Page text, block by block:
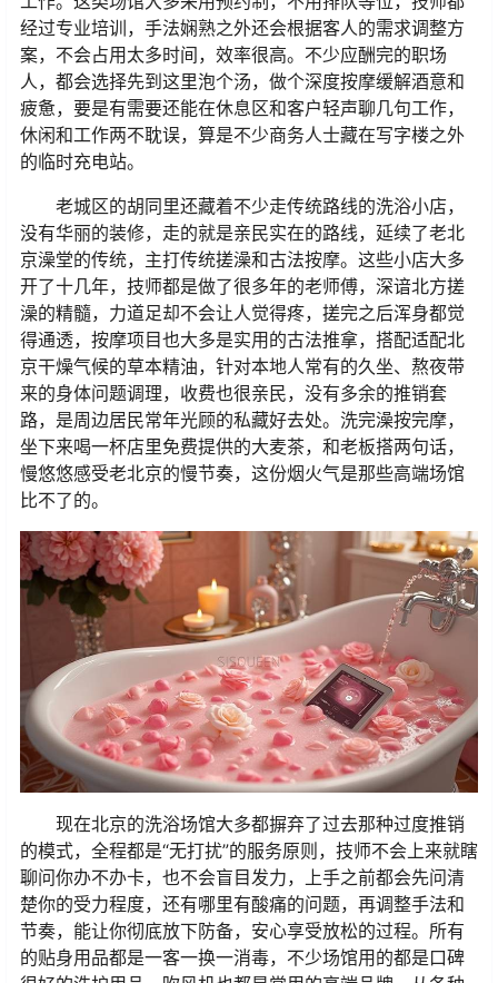
经过专业培训，手法娴熟之外还会根据客人的需求调整方
案，不会占用太多时间，效率很高。不少应酬完的职场
人，都会选择先到这里泡个汤，做个深度按摩缓解酒意和
疲惫，要是有需要还能在休息区和客户轻声聊几句工作，
休闲和工作两不耽误，算是不少商务人士藏在写字楼之外
的临时充电站。
老城区的胡同里还藏着不少走传统路线的洗浴小店，
没有华丽的装修，走的就是亲民实在的路线，延续了老北
京澡堂的传统，主打传统搓澡和古法按摩。这些小店大多
开了十几年，技师都是做了很多年的老师傅，深谙北方搓
澡的精髓，力道足却不会让人觉得疼，搓完之后浑身都觉
得通透，按摩项目也大多是实用的古法推拿，搭配适配北
京干燥气候的草本精油，针对本地人常有的久坐、熬夜带
来的身体问题调理，收费也很亲民，没有多余的推销套
路，是周边居民常年光顾的私藏好去处。洗完澡按完摩，
坐下来喝一杯店里免费提供的大麦茶，和老板搭两句话，
慢悠悠感受老北京的慢节奏，这份烟火气是那些高端场馆
比不了的。
现在北京的洗浴场馆大多都摒弃了过去那种过度推销
的模式，全程都是“无打扰”的服务原则，技师不会上来就瞎
聊问你办不办卡，也不会盲目发力，上手之前都会先问清
楚你的受力程度，还有哪里有酸痛的问题，再调整手法和
节奏，能让你彻底放下防备，安心享受放松的过程。所有
的贴身用品都是一客一换一消毒，不少场馆用的都是口碑